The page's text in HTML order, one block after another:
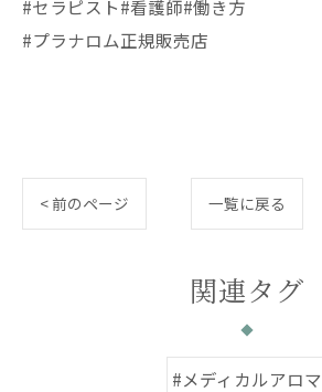
#セラピスト#看護師#働き方
#プラナロム正規販売店
< 前のページ 一覧に戻る
関連タグ
#メディカルアロマ